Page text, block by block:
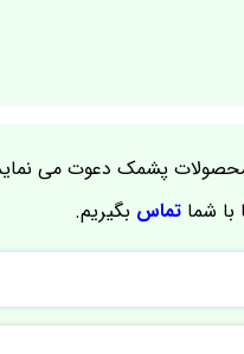
محصولات پشمک دعوت می
با شماتماس بگیریم.